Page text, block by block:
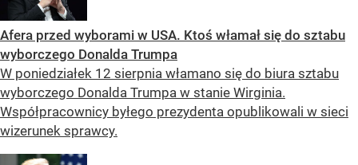
Afera przed wyborami w USA. Ktoś włamał się do sztabu
wyborczego Donalda Trumpa
W poniedziałek 12 sierpnia włamano się do biura sztabu
wyborczego Donalda Trumpa w stanie Wirginia.
Współpracownicy byłego prezydenta opublikowali w sieci
wizerunek sprawcy.